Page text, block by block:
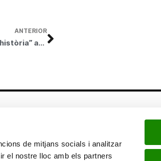
de mitjans socials i analitzar
el nostre lloc amb els partners
ANTERIOR
El “Betlem Bancaja. Una altra història” arriba a les 25.000 visites als onze dies de la seua inauguració a Elx
la col·lecció
Si quieres estar a la
newsletter: